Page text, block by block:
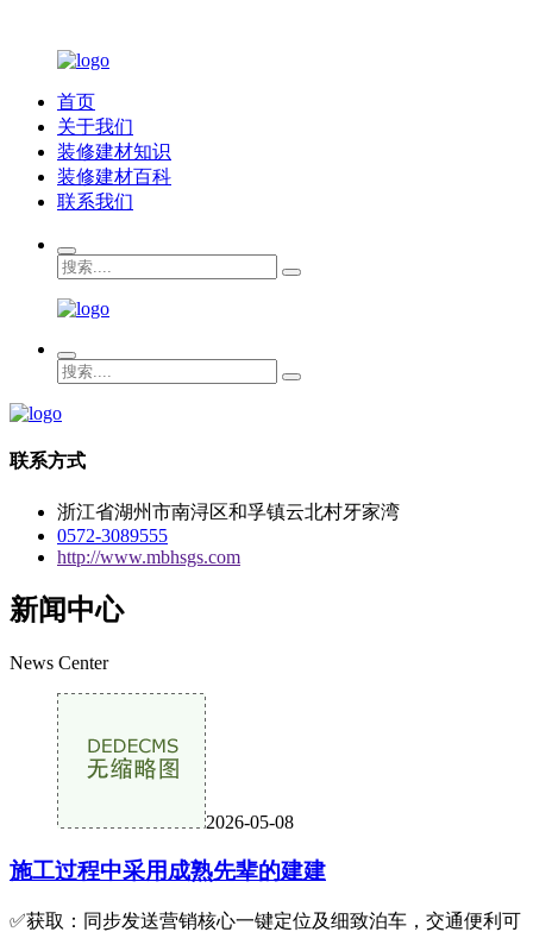
首页
关于我们
装修建材知识
装修建材百科
联系我们
联系方式
浙江省湖州市南浔区和孚镇云北村牙家湾
0572-3089555
http://www.mbhsgs.com
新闻中心
News Center
2026-05-08
施工过程中采用成熟先辈的建建
✅获取：同步发送营销核心一键定位及细致泊车，交通便利可